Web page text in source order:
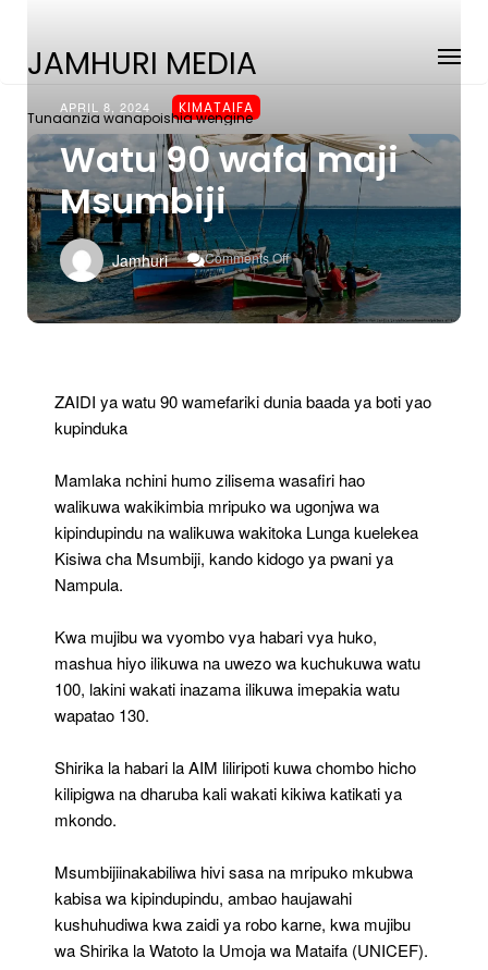
JAMHURI MEDIA
Tunaanzia wanapoishia wengine
APRIL 8, 2024 KIMATAIFA
Watu 90 wafa maji
Msumbiji
Jamhuri Comments Off
On
Watu
90
Wafa
ZAIDI ya watu 90 wamefariki dunia baada ya boti yao
kupinduka
Mamlaka nchini humo zilisema wasafiri hao
walikuwa wakikimbia mripuko wa ugonjwa wa
kipindupindu na walikuwa wakitoka Lunga kuelekea
Kisiwa cha Msumbiji, kando kidogo ya pwani ya
Nampula.
Kwa mujibu wa vyombo vya habari vya huko,
mashua hiyo ilikuwa na uwezo wa kuchukuwa watu
100, lakini wakati inazama ilikuwa imepakia watu
wapatao 130.
Shirika la habari la AIM liliripoti kuwa chombo hicho
kilipigwa na dharuba kali wakati kikiwa katikati ya
mkondo.
Msumbijiinakabiliwa hivi sasa na mripuko mkubwa
kabisa wa kipindupindu, ambao haujawahi
kushuhudiwa kwa zaidi ya robo karne, kwa mujibu
wa Shirika la Watoto la Umoja wa Mataifa (UNICEF).